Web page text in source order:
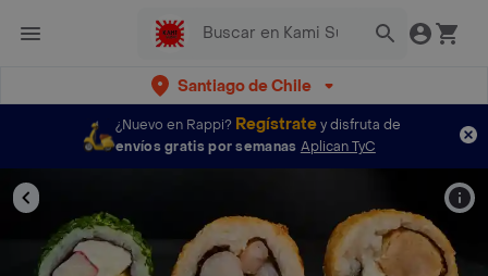
Santiago de Chile
¿Nuevo en Rappi? Regístratey disfruta de
envíos gratis por semanas Aplican TyC